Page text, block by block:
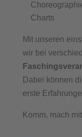
Charts
Mit unseren
wir bei
Dabei können
erste
Komm, mach